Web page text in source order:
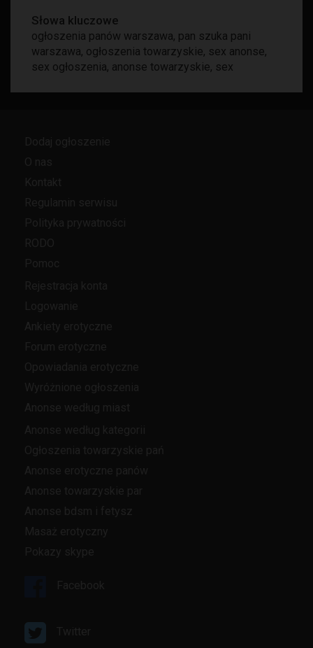
Słowa kluczowe
ogłoszenia panów warszawa, pan szuka pani
warszawa, ogłoszenia towarzyskie, sex anonse,
sex ogłoszenia, anonse towarzyskie, sex